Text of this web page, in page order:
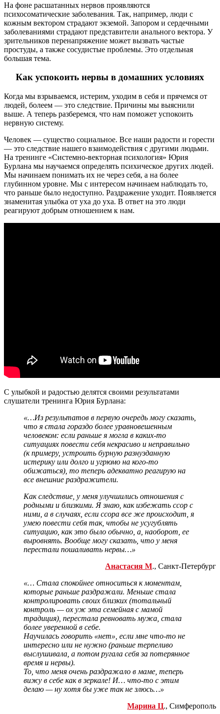
На фоне расшатанных нервов проявляются
психосоматические заболевания. Так, например, люди с
кожным вектором страдают экземой. Запором и сердечными
заболеваниями страдают представители анального вектора. У
зрительников перенапряжение может вызвать частые
простуды, а также сосудистые проблемы. Это отдельная
большая тема.
Как успокоить нервы в домашних условиях
Когда мы взрываемся, истерим, уходим в себя и прячемся от
людей, болеем — это следствие. Причины мы выяснили
выше. А теперь разберемся, что нам поможет успокоить
нервную систему.
Человек — существо социальное. Все наши радости и горести
— это следствие нашего взаимодействия с другими людьми.
На тренинге «Системно-векторная психология» Юрия
Бурлана мы научаемся определять психическое других людей.
Мы начинаем понимать их не через себя, а на более
глубинном уровне. Мы с интересом начинаем наблюдать то,
что раньше было недоступно. Раздражение уходит. Появляется
знаменитая улыбка от уха до уха. В ответ на это люди
реагируют добрым отношением к нам.
С улыбкой и радостью делятся своими результатами
слушатели тренинга Юрия Бурлана:
«…Из результатов в первую очередь могу сказать,
что я стала гораздо более уравновешенным
человеком: если раньше я могла в каких-то
ситуациях повести себя некрасиво и неправильно
(к примеру, устроить бурную разнузданную
истерику или долго и угрюмо на кого-то
обижаться), то теперь адекватно реагирую на
все внешние раздражители.
Как следствие, у меня улучшились отношения с
родными и близкими. Я знаю, как избежать ссор с
ними, а в случаях, если ссора все же происходит, я
умею повести себя так, чтобы не усугублять
ситуацию, как это было обычно, а, наоборот, ее
выровнять. Вообще могу сказать, что у меня
перестали пошаливать нервы…»
Анастасия М., Санкт-Петербург
«… Стала спокойнее относиться к моментам,
которые раньше раздражали. Меньше стала
контролировать своих близких (тотальный
контроль — ох уж эта семейная с мамой
традиция), перестала ревновать мужа, стала
более уверенной в себе.
Научилась говорить «нет», если мне что-то не
интересно или не нужно (раньше терпеливо
выслушивала, а потом ругала себя за потерянное
время и нервы).
То, что меня очень раздражало в маме, теперь
вижу в себе как в зеркале! И… что-то с этим
делаю — ну хотя бы уже так не злюсь…»
Марина Ц., Симферополь